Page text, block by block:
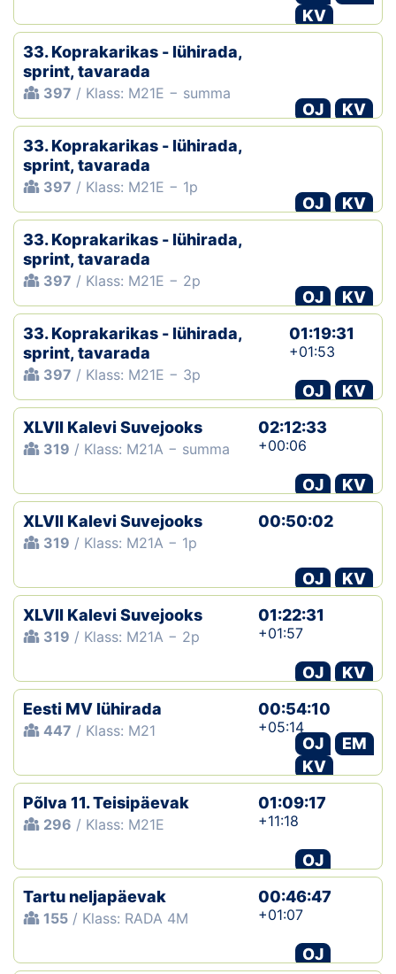
KV
33. Koprakarikas - lühirada,
sprint, tavarada
397 / Klass: M21E − summa
OJ
KV
33. Koprakarikas - lühirada,
sprint, tavarada
397 / Klass: M21E − 1p
OJ
KV
33. Koprakarikas - lühirada,
sprint, tavarada
397 / Klass: M21E − 2p
OJ
KV
33. Koprakarikas - lühirada,
sprint, tavarada
397 / Klass: M21E − 3p
01:19:31
+01:53
OJ
KV
XLVII Kalevi Suvejooks
319 / Klass: M21A − summa
02:12:33
+00:06
OJ
KV
XLVII Kalevi Suvejooks
319 / Klass: M21A − 1p
00:50:02
OJ
KV
XLVII Kalevi Suvejooks
319 / Klass: M21A − 2p
01:22:31
+01:57
OJ
KV
Eesti MV lühirada
447 / Klass: M21
00:54:10
+05:14
OJ
EM
KV
Põlva 11. Teisipäevak
296 / Klass: M21E
01:09:17
+11:18
OJ
Tartu neljapäevak
155 / Klass: RADA 4M
00:46:47
+01:07
OJ